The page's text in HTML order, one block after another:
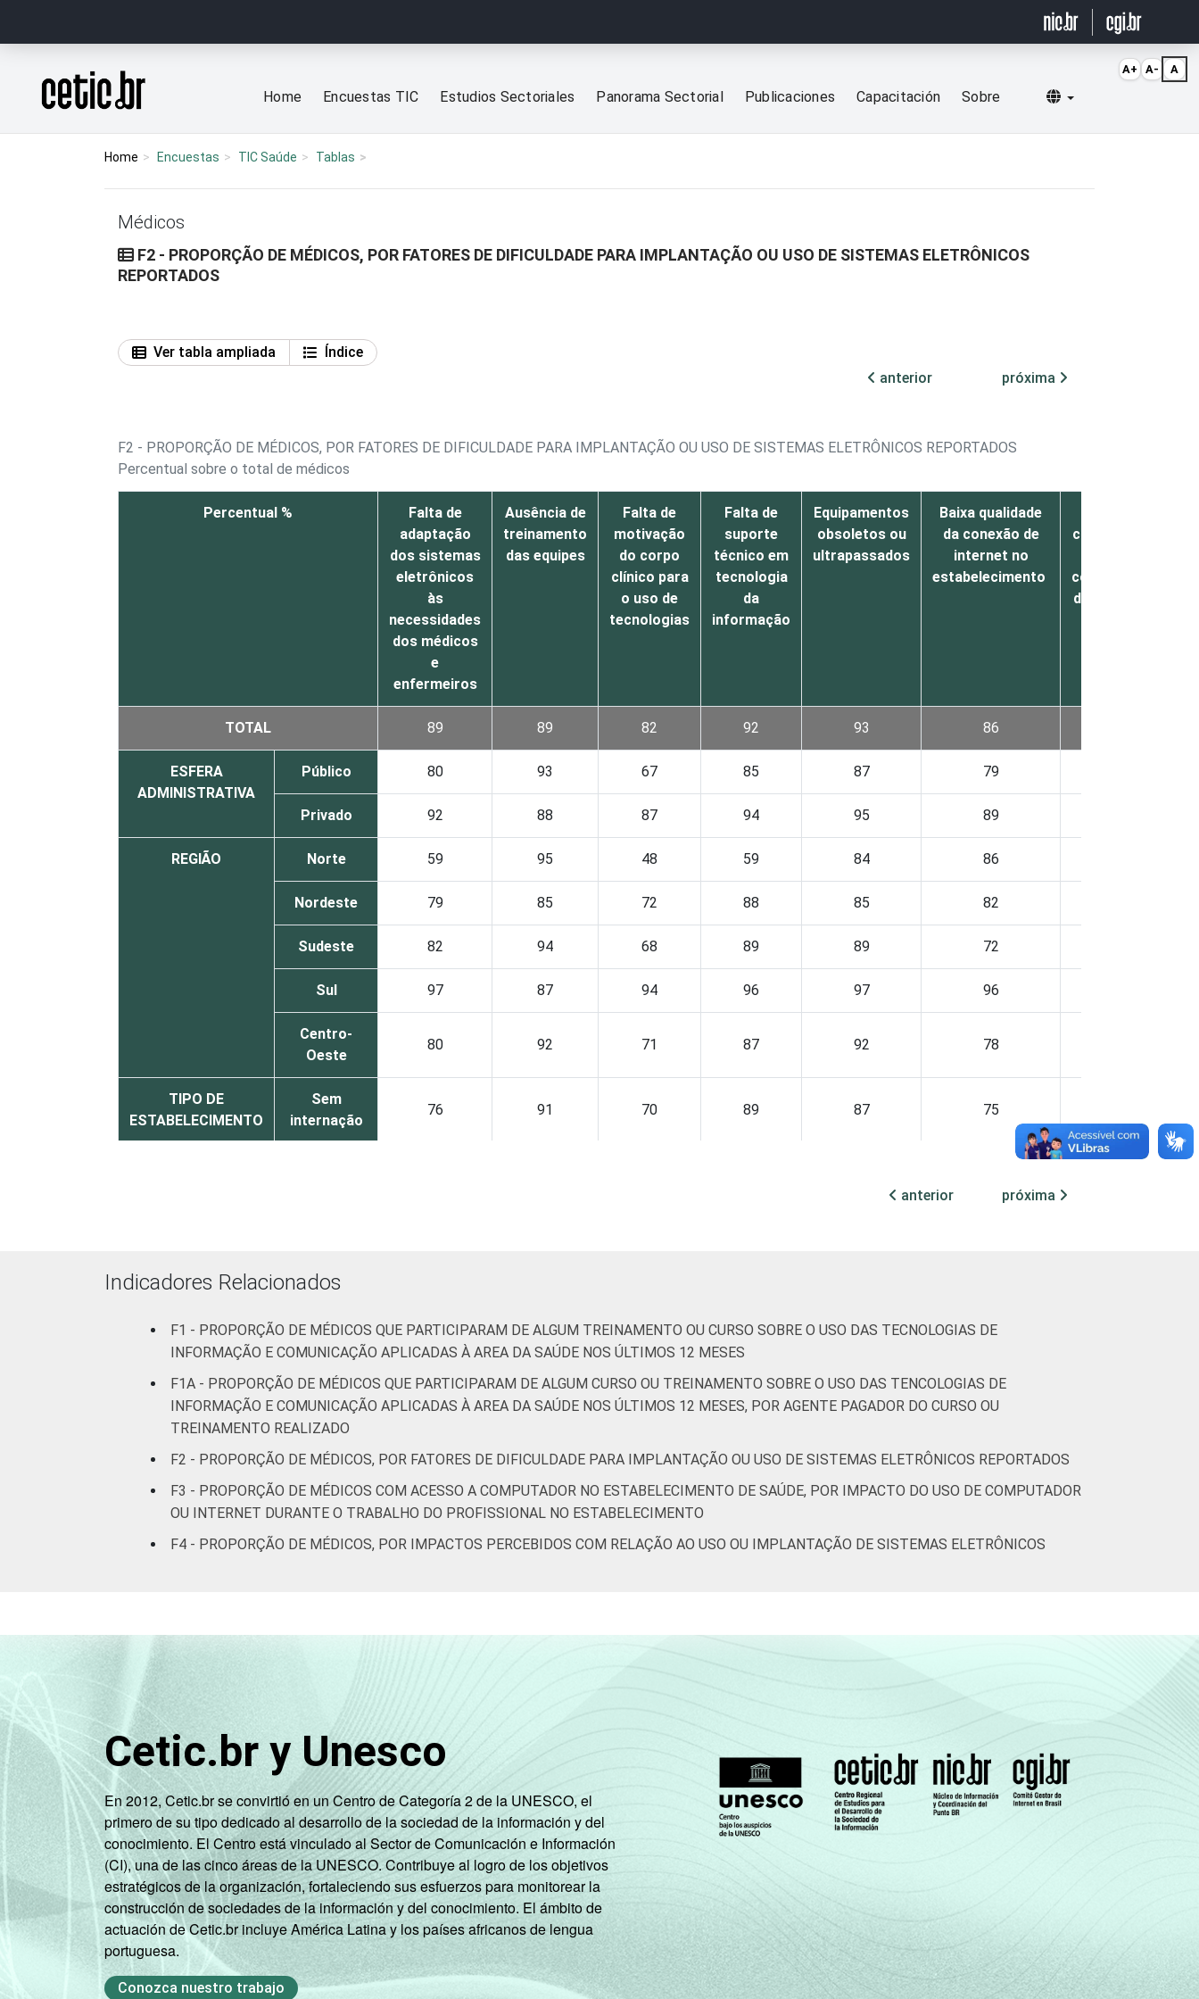
Página inicial
Home Encuestas TIC Estudios Sectoriales Panorama Sectorial Publicaciones Capacitación Sobre Selecionar idioma
Home Encuestas TIC Saúde Tablas
Médicos
F2 - PROPORÇÃO DE MÉDICOS, POR FATORES DE DIFICULDADE PARA IMPLANTAÇÃO OU USO DE SISTEMAS ELETRÔNICOS
REPORTADOS
Ver tabla ampliada
Índice
anterior
próxima
F2 - PROPORÇÃO DE MÉDICOS, POR FATORES DE DIFICULDADE PARA IMPLANTAÇÃO OU USO DE SISTEMAS ELETRÔNICOS REPORTADOS
Percentual sobre o total de médicos
Percentual %
Falta de
adaptação
dos sistemas
eletrônicos
às
necessidades
dos médicos
e
enfermeiros
Ausência de
treinamento
das equipes
Falta de
motivação
do corpo
clínico para
o uso de
tecnologias
Falta de
suporte
técnico em
tecnologia
da
informação
Equipamentos
obsoletos ou
ultrapassados
Baixa qualidade
da conexão de
internet no
estabelecimento
com a segurança
confidencialidade
das informações
TOTAL 89 89 82 92 93 86
ESFERA
ADMINISTRATIVA
Público 80 93 67 85 87 79
Privado 92 88 87 94 95 89
REGIÃO Norte 59 95 48 59 84 86
Nordeste 79 85 72 88 85 82
Sudeste 82 94 68 89 89 72
Sul 97 87 94 96 97 96
Centro-
Oeste
80 92 71 87 92 78
TIPO DE
ESTABELECIMENTO
Sem
internação
76 91 70 89 87 75
Com
internação,
leitos
Não
classificado
63 69 49 73 82 89
36 a 50
anos
90 79 84 91 92 90
51 anos ou
Base: 1.081.866 médicos. Respostas estimuladas. Cada item apresentado se refere apenas aos resultados da alternativa sim. Dados coletados
entre novembro de 2015 e junho de 2016.
anterior próxima
Indicadores Relacionados
F1 - PROPORÇÃO DE MÉDICOS QUE PARTICIPARAM DE ALGUM TREINAMENTO OU CURSO SOBRE O USO DAS TECNOLOGIAS DE
INFORMAÇÃO E COMUNICAÇÃO APLICADAS À AREA DA SAÚDE NOS ÚLTIMOS 12 MESES
F1A - PROPORÇÃO DE MÉDICOS QUE PARTICIPARAM DE ALGUM CURSO OU TREINAMENTO SOBRE O USO DAS TENCOLOGIAS DE
INFORMAÇÃO E COMUNICAÇÃO APLICADAS À AREA DA SAÚDE NOS ÚLTIMOS 12 MESES, POR AGENTE PAGADOR DO CURSO OU
TREINAMENTO REALIZADO
F2 - PROPORÇÃO DE MÉDICOS, POR FATORES DE DIFICULDADE PARA IMPLANTAÇÃO OU USO DE SISTEMAS ELETRÔNICOS REPORTADOS
F3 - PROPORÇÃO DE MÉDICOS COM ACESSO A COMPUTADOR NO ESTABELECIMENTO DE SAÚDE, POR IMPACTO DO USO DE COMPUTADOR
OU INTERNET DURANTE O TRABALHO DO PROFISSIONAL NO ESTABELECIMENTO
F4 - PROPORÇÃO DE MÉDICOS, POR IMPACTOS PERCEBIDOS COM RELAÇÃO AO USO OU IMPLANTAÇÃO DE SISTEMAS ELETRÔNICOS
Cetic.br y Unesco
En 2012, Cetic.br se convirtió en un Centro de Categoría 2 de la UNESCO, el
primero de su tipo dedicado al desarrollo de la sociedad de la información y del
conocimiento. El Centro está vinculado al Sector de Comunicación e Información
(CI), una de las cinco áreas de la UNESCO. Contribuye al logro de los objetivos
estratégicos de la organización, fortaleciendo sus esfuerzos para monitorear la
construcción de sociedades de la información y del conocimiento. El ámbito de
actuación de Cetic.br incluye América Latina y los países africanos de lengua
portuguesa.
Conozca nuestro trabajo
A+ A- A